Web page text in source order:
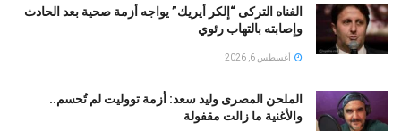
الفناه التركى “إلكر أيريك” يواجه أزمة صحية بعد الحادث
وإصابته بالتهاب رئوي
أغسطس 6, 2026
الملحن المصرى وليد سعد: أزمة تووليت لم تُحسم..
والأغنية ما زالت مقفولة